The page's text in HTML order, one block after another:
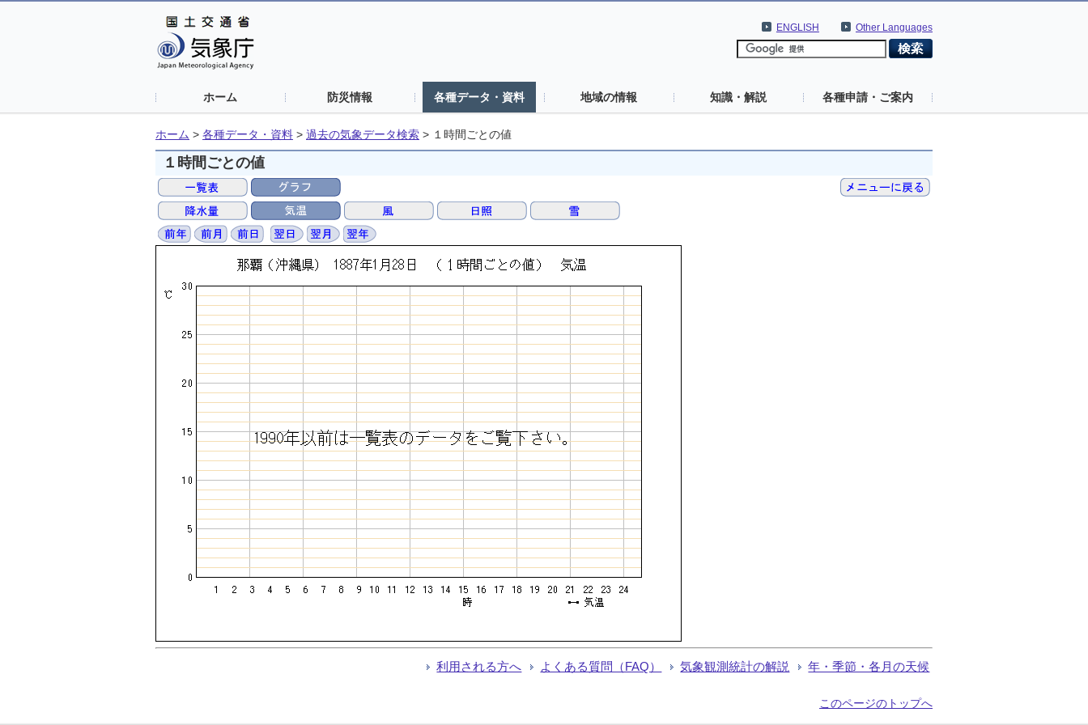
Other Languages
ENGLISH
ホーム 防災情報 各種データ・資料 地域の情報 知識・解説 各種申請・ご案内
ホーム > 各種データ・資料 > 過去の気象データ検索 > １時間ごとの値
１時間ごとの値
利用される方へ よくある質問（FAQ） 気象観測統計の解説 年・季節・各月の天候
このページのトップへ